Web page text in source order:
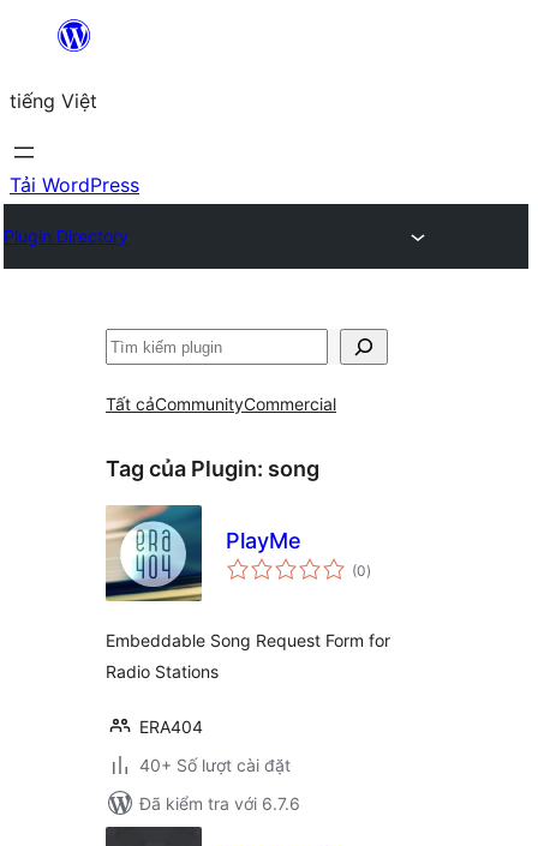
Chuyển
phần
nội
dung
tiếng Việt
Tải WordPress
Plugin Directory
Tìm
Tất cảCommunityCommercial
Tag của Plugin: song
PlayMe
(0tổng
đánh
)
Embeddable Song Request Form for
Radio Stations
ERA404
40+ Số lượt cài đặt
Đã kiểm tra với 6.7.6